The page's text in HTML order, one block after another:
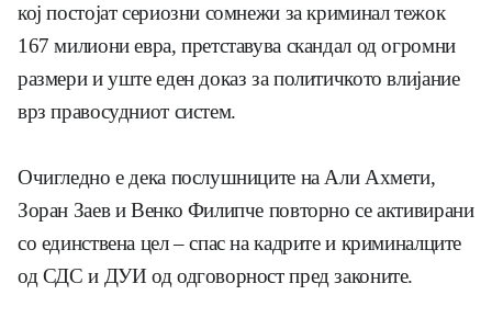
кој постојат сериозни сомнежи за криминал тежок
167 милиони евра, претставува скандал од огромни
размери и уште еден доказ за политичкото влијание
врз правосудниот систем.
Очигледно е дека послушниците на Али Ахмети,
Зоран Заев и Венко Филипче повторно се активирани
со единствена цел – спас на кадрите и криминалците
од СДС и ДУИ од одговорност пред законите.